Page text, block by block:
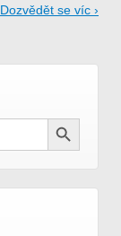
Dozvědět se víc ›
Search Button